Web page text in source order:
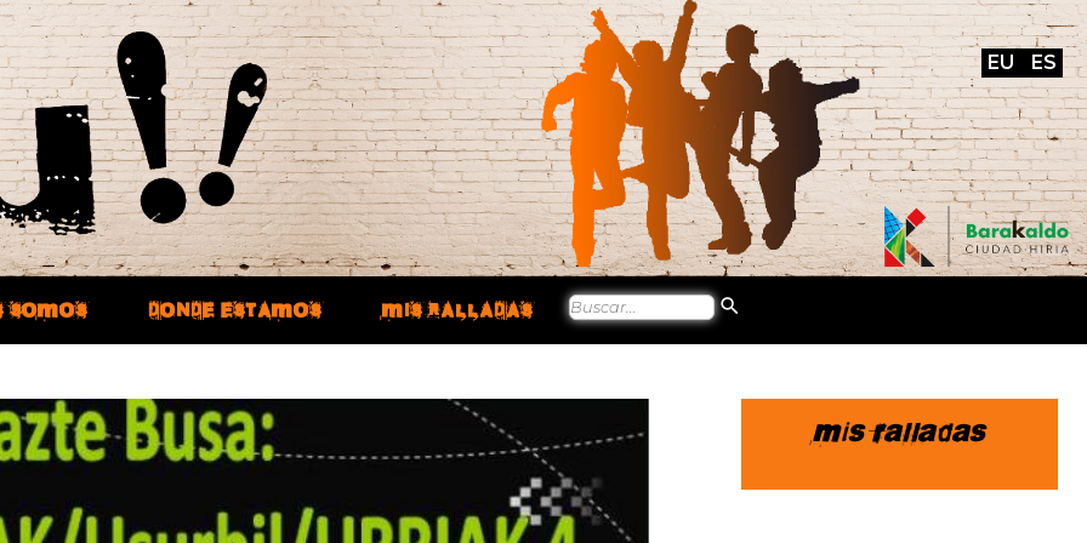
EU ES
SOMOS DONDE ESTAMOS MIS RALLADAS
Mis ralladas